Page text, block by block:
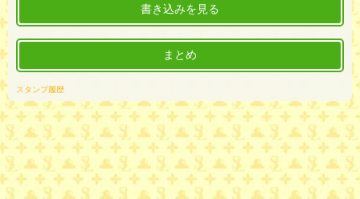
書き込みを見る
まとめ
スタンプ履歴